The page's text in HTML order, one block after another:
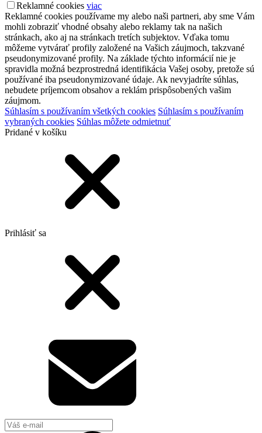
Reklamné cookies viac
Reklamné cookies používame my alebo naši partneri, aby sme Vám
mohli zobraziť vhodné obsahy alebo reklamy tak na našich
stránkach, ako aj na stránkach tretích subjektov. Vďaka tomu
môžeme vytvárať profily založené na Vašich záujmoch, takzvané
pseudonymizované profily. Na základe týchto informácií nie je
spravidla možná bezprostredná identifikácia Vašej osoby, pretože sú
používané iba pseudonymizované údaje. Ak nevyjadríte súhlas,
nebudete príjemcom obsahov a reklám prispôsobených vašim
záujmom.
Súhlasím s používaním všetkých cookies Súhlasím s používaním
vybraných cookies Súhlas môžete odmietnuť
Pridané v košíku
Prihlásiť sa